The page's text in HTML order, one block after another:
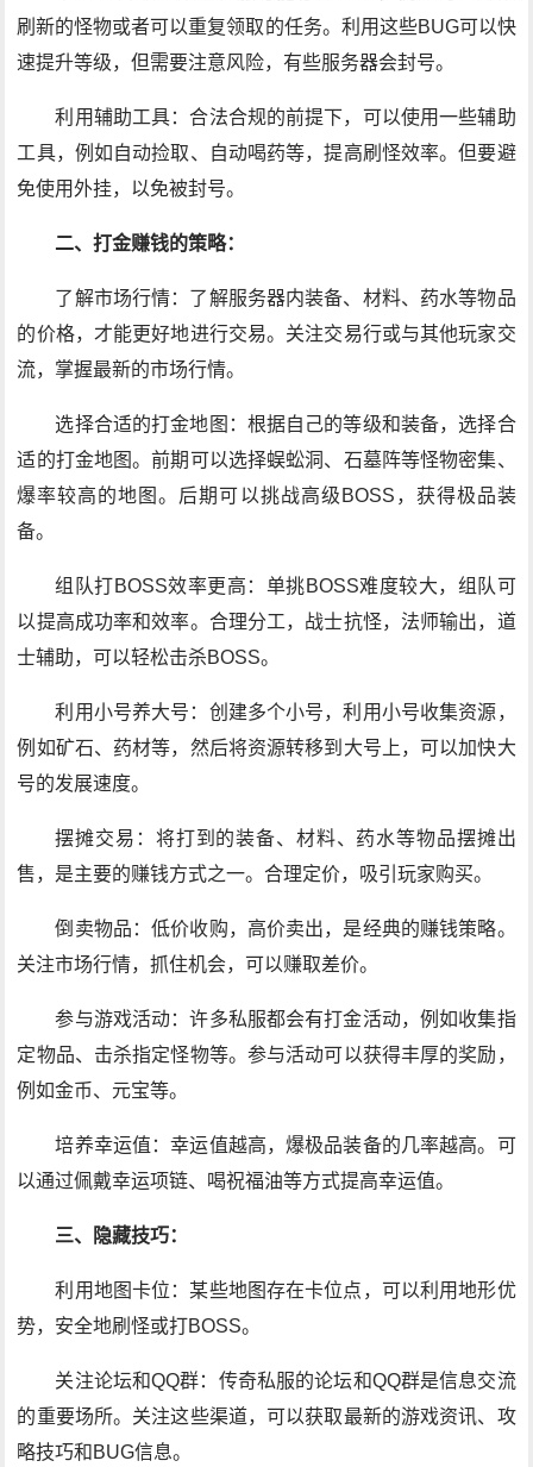
刷新的怪物或者可以重复领取的任务。利用这些BUG可以快
速提升等级，但需要注意风险，有些服务器会封号。
利用辅助工具：合法合规的前提下，可以使用一些辅助
工具，例如自动捡取、自动喝药等，提高刷怪效率。但要避
免使用外挂，以免被封号。
二、打金赚钱的策略：
了解市场行情：了解服务器内装备、材料、药水等物品
的价格，才能更好地进行交易。关注交易行或与其他玩家交
流，掌握最新的市场行情。
选择合适的打金地图：根据自己的等级和装备，选择合
适的打金地图。前期可以选择蜈蚣洞、石墓阵等怪物密集、
爆率较高的地图。后期可以挑战高级BOSS，获得极品装
备。
组队打BOSS效率更高：单挑BOSS难度较大，组队可
以提高成功率和效率。合理分工，战士抗怪，法师输出，道
士辅助，可以轻松击杀BOSS。
利用小号养大号：创建多个小号，利用小号收集资源，
例如矿石、药材等，然后将资源转移到大号上，可以加快大
号的发展速度。
摆摊交易：将打到的装备、材料、药水等物品摆摊出
售，是主要的赚钱方式之一。合理定价，吸引玩家购买。
倒卖物品：低价收购，高价卖出，是经典的赚钱策略。
关注市场行情，抓住机会，可以赚取差价。
参与游戏活动：许多私服都会有打金活动，例如收集指
定物品、击杀指定怪物等。参与活动可以获得丰厚的奖励，
例如金币、元宝等。
培养幸运值：幸运值越高，爆极品装备的几率越高。可
以通过佩戴幸运项链、喝祝福油等方式提高幸运值。
三、隐藏技巧：
利用地图卡位：某些地图存在卡位点，可以利用地形优
势，安全地刷怪或打BOSS。
关注论坛和QQ群：传奇私服的论坛和QQ群是信息交流
的重要场所。关注这些渠道，可以获取最新的游戏资讯、攻
略技巧和BUG信息。